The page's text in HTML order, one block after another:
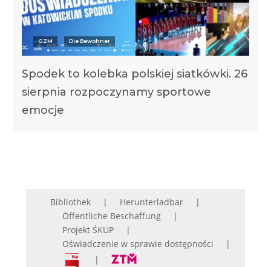
GZM Die Bewohner
Spodek to kolebka polskiej siatkówki. 26
sierpnia rozpoczynamy sportowe
emocje
Bibliothek
Herunterladbar
Öffentliche Beschaffung
Projekt ŚKUP
Oświadczenie w sprawie dostępności